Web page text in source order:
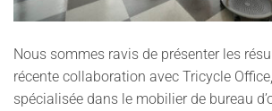
Nous sommes ravis de présenter les
récente collaboration avec Tricycle
spécialisée dans le mobilier de bureau